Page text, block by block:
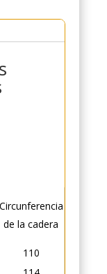
Circunferencia
de la cadera
110